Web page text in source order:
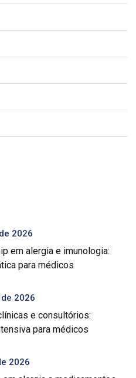
2026
em alergia e imunologia:
para médicos
2026
e consultórios:
para médicos
2026